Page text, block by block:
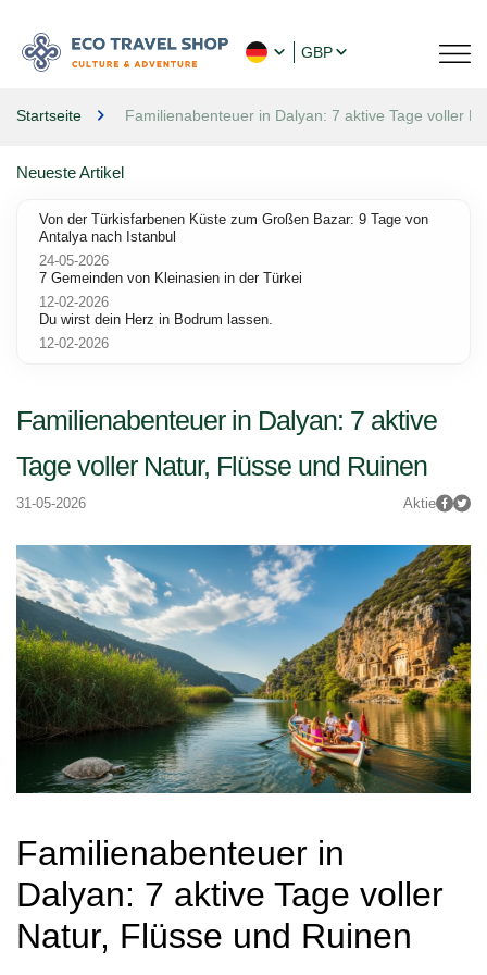
GBP
Startseite Familienabenteuer in Dalyan: 7 aktive Tage voller
Familienabenteuer in Dalyan: 7 aktive
Tage voller Natur, Flüsse und Ruinen
31-05-2026 Aktie
Familienabenteuer in
Dalyan: 7 aktive Tage voller
Natur, Flüsse und Ruinen
Neueste Artikel
Von der Türkisfarbenen Küste zum Großen Bazar: 9 Tage von
Antalya nach Istanbul
24-05-2026
7 Gemeinden von Kleinasien in der Türkei
12-02-2026
Du wirst dein Herz in Bodrum lassen.
12-02-2026